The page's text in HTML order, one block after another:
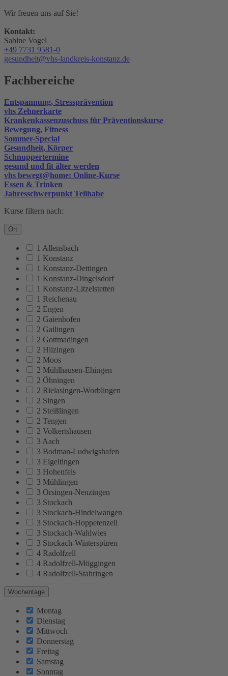
Wir freuen uns auf Sie!
Kontakt:
Sabine Vogel
+49 7731 9581-0
gesundheit@vhs-landkreis-konstanz.de
Fachbereiche
Entspannung, Stressprävention
vhs Zehnerkarte
Krankenkassenzuschuss für Präventionskurse
Bewegung, Fitness
Sommer-Special
Gesundheit, Körper
Schnuppertermine
gesund und fit älter werden
vhs bewegt@home: Online-Kurse
Essen & Trinken
Jahresschwerpunkt Teilhabe
Kurse filtern nach:
Ort
1 Allensbach
1 Konstanz
1 Konstanz-Dettingen
1 Konstanz-Dingelsdorf
1 Konstanz-Litzelstetten
1 Reichenau
2 Engen
2 Gaienhofen
2 Gailingen
2 Gottmadingen
2 Hilzingen
2 Moos
2 Mühlhausen-Ehingen
2 Öhningen
2 Rielasingen-Worblingen
2 Singen
2 Steißlingen
2 Tengen
2 Volkertshausen
3 Aach
3 Bodman-Ludwigshafen
3 Eigeltingen
3 Hohenfels
3 Mühlingen
3 Orsingen-Nenzingen
3 Stockach
3 Stockach-Hindelwangen
3 Stockach-Hoppetenzell
3 Stockach-Wahlwies
3 Stockach-Winterspüren
4 Radolfzell
4 Radolfzell-Möggingen
4 Radolfzell-Stahringen
Wochentage
Montag
Dienstag
Mittwoch
Donnerstag
Freitag
Samstag
Sonntag